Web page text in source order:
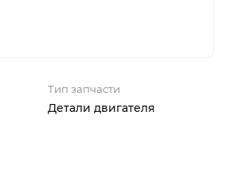
Тип запчасти
Детали двигателя